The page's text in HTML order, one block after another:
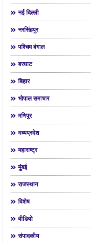
नई दिल्ली
नरसिंहपुर
पश्चिम बंगाल
बरघाट
बिहार
भोपाल समाचार
मणिपुर
मध्यप्रदेश
महाराष्ट्र
मुंबई
राजस्थान
विशेष
वीडियो
संपादकीय